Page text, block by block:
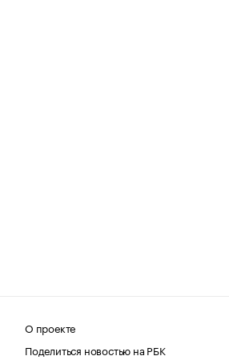
О проекте
Поделиться новостью на РБК